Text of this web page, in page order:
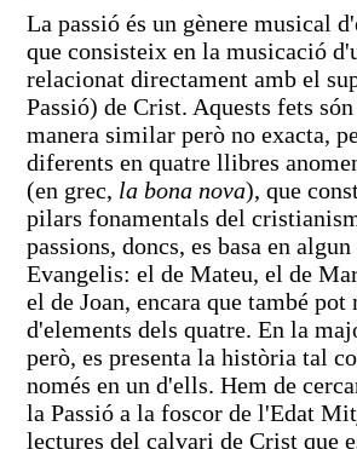
La passió és un gènere musical
que consisteix en la musicació
relacionat directament amb el
Passió) de Crist. Aquests fets
manera similar però no exacta,
diferents en quatre llibres
(en grec, la bona nova), que
pilars fonamentals del
passions, doncs, es basa en
Evangelis: el de Mateu, el de
el de Joan, encara que també pot
d'elements dels quatre. En la
però, es presenta la història tal
només en un d'ells. Hem de
la Passió a la foscor de l'Edat
lectures del calvari de Crist que